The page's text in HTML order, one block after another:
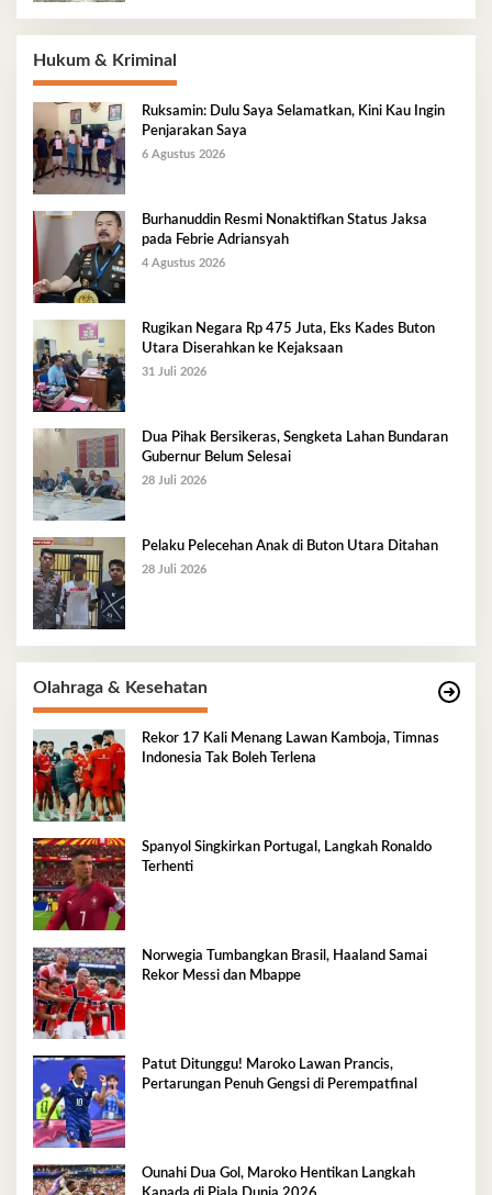
Hukum & Kriminal
Ruksamin: Dulu Saya Selamatkan, Kini Kau Ingin
Penjarakan Saya
6 Agustus 2026
Burhanuddin Resmi Nonaktifkan Status Jaksa
pada Febrie Adriansyah
4 Agustus 2026
Rugikan Negara Rp 475 Juta, Eks Kades Buton
Utara Diserahkan ke Kejaksaan
31 Juli 2026
Dua Pihak Bersikeras, Sengketa Lahan Bundaran
Gubernur Belum Selesai
28 Juli 2026
Pelaku Pelecehan Anak di Buton Utara Ditahan
28 Juli 2026
Olahraga & Kesehatan
Rekor 17 Kali Menang Lawan Kamboja, Timnas
Indonesia Tak Boleh Terlena
Spanyol Singkirkan Portugal, Langkah Ronaldo
Terhenti
Norwegia Tumbangkan Brasil, Haaland Samai
Rekor Messi dan Mbappe
Patut Ditunggu! Maroko Lawan Prancis,
Pertarungan Penuh Gengsi di Perempatfinal
Ounahi Dua Gol, Maroko Hentikan Langkah